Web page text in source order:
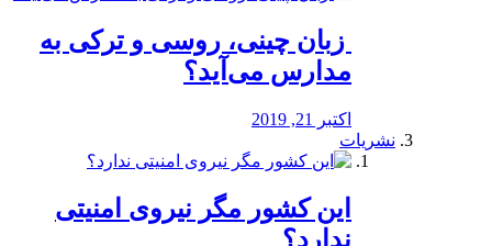
️ زبان چینی، روسی و ترکی به
مدارس می‌آید؟
اکتبر 21, 2019
نشریات
این کشور مگر نیروی امنیتی
ندارد؟